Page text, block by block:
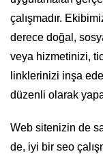
çalışmadır.
derece doğal,
veya hizmetinizi,
linklerinizi inşa
düzenli olarak
Web sitenizin de
de, iyi bir seo